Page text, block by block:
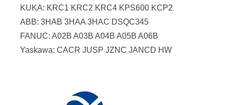
KUKA: KRC1 KRC2 KRC4 KPS600 KCP2
ABB: 3HAB 3HAA 3HAC DSQC345
FANUC: A02B A03B A04B A05B A06B
Yaskawa: CACR JUSP JZNC JANCD HW